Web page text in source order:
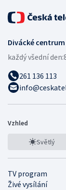
Divácké centrum
každý všední den:
261 136 113
Vzhled
Světlý
TV program
Živé vysílání